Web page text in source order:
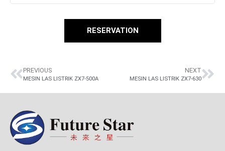
RESERVATION
PREVIOUS
MESIN LAS LISTRIK ZX7-500A
NEXT
MESIN LAS LISTRIK ZX7-630